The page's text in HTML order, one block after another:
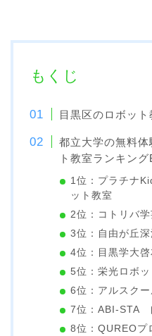
もくじ
目黒区のロボット
都立大学の無料
ト教室ランキング
1位：プラチナ
ット教室
2位：コトリバ学
3位：自由が丘
4位：目黒学大
5位：栄光ロボ
6位：アルスク
7位：ABI-STA
8位：QUREOプ